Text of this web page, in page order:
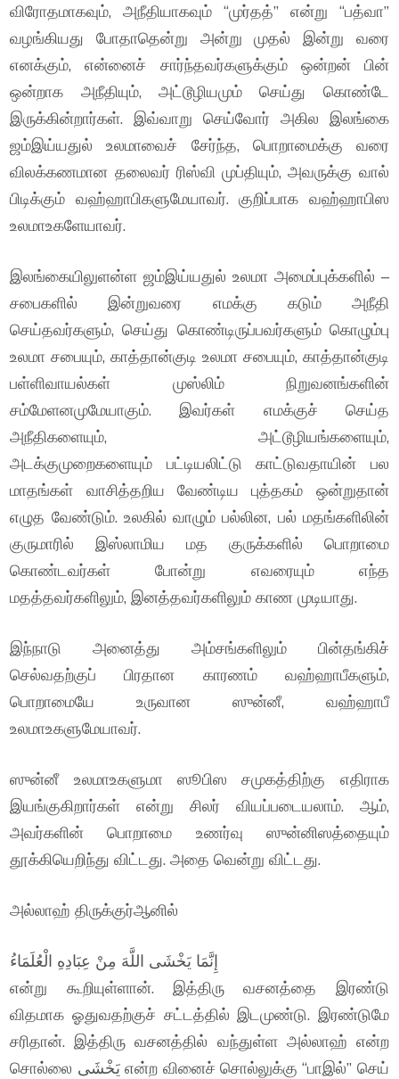
விரோதமாகவும், அநீதியாகவும் “முர்தத்” என்று “பத்வா”
வழங்கியது போதாதென்று அன்று முதல் இன்று வரை
எனக்கும், என்னைச் சார்ந்தவர்களுக்கும் ஒன்றன் பின்
ஒன்றாக அநீதியும், அட்டூழியமும் செய்து கொண்டே
இருக்கின்றார்கள். இவ்வாறு செய்வோர் அகில இலங்கை
ஜம்இய்யதுல் உலமாவைச் சேர்ந்த, பொறாமைக்கு வரை
விலக்கணமான தலைவர் ரிஸ்வி முப்தியும், அவருக்கு வால்
பிடிக்கும் வஹ்ஹாபிகளுமேயாவர். குறிப்பாக வஹ்ஹாபிஸ
உலமாஉகளேயாவர்.
இலங்கையிலுளன்ள ஜம்இய்யதுல் உலமா அமைப்புக்களில் –
சபைகளில் இன்றுவரை எமக்கு கடும் அநீதி
செய்தவர்களும், செய்து கொண்டிருப்பவர்களும் கொழும்பு
உலமா சபையும், காத்தான்குடி உலமா சபையும், காத்தான்குடி
பள்ளிவாயல்கள் முஸ்லிம் நிறுவனங்களின்
சம்மேளனமுமேயாகும். இவர்கள் எமக்குச் செய்த
அநீதிகளையும், அட்டூழியங்களையும்,
அடக்குமுறைகளையும் பட்டியலிட்டு காட்டுவதாயின் பல
மாதங்கள் வாசித்தறிய வேண்டிய புத்தகம் ஒன்றுதான்
எழுத வேண்டும். உலகில் வாழும் பல்லின, பல் மதங்களிலின்
குருமாரில் இஸ்லாமிய மத குருக்களில் பொறாமை
கொண்டவர்கள் போன்று எவரையும் எந்த
மதத்தவர்களிலும், இனத்தவர்களிலும் காண முடியாது.
இந்நாடு அனைத்து அம்சங்களிலும் பின்தங்கிச்
செல்வதற்குப் பிரதான காரணம் வஹ்ஹாபீகளும்,
பொறாமையே உருவான ஸுன்னீ, வஹ்ஹாபீ
உலமாஉகளுமேயாவர்.
ஸுன்னீ உலமாஉகளுமா ஸூபிஸ சமுகத்திற்கு எதிராக
இயங்குகிறார்கள் என்று சிலர் வியப்படையலாம். ஆம்,
அவர்களின் பொறாமை உணர்வு ஸுன்னிஸத்தையும்
தூக்கியெறிந்து விட்டது. அதை வென்று விட்டது.
அல்லாஹ் திருக்குர்ஆனில்
إِنَّمَا يَخْشَى اللَّهَ مِنْ عِبَادِهِ الْعُلَمَاءُ
என்று கூறியுள்ளான். இத்திரு வசனத்தை இரண்டு
விதமாக ஓதுவதற்குச் சட்டத்தில் இடமுண்டு. இரண்டுமே
சரிதான். இத்திரு வசனத்தில் வந்துள்ள அல்லாஹ் என்ற
சொல்லை يَخْشَى என்ற வினைச் சொல்லுக்கு “பாஇல்” செய்